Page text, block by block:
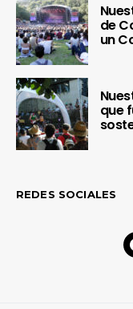
de
un
que
REDES SOCIALES